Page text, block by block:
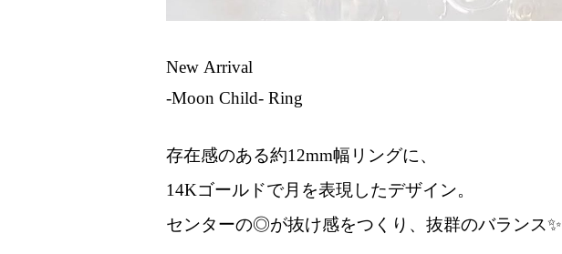
New Arrival
-Moon Child- Ring
存在感のある約12mm幅リングに、
14Kゴールドで月を表現したデザイン。
センターの◎が抜け感をつくり、抜群のバランス✨